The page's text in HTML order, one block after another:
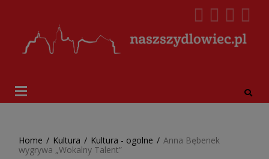
Home / Kultura / Kultura - ogolne / Anna Bębenek
wygrywa „Wokalny Talent”